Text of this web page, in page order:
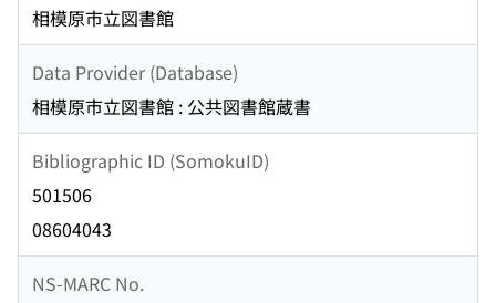
相模原市立図書館
Data Provider (Database)
相模原市立図書館 : 公共図書館蔵書
Bibliographic ID (SomokuID)
501506
08604043
NS-MARC No.